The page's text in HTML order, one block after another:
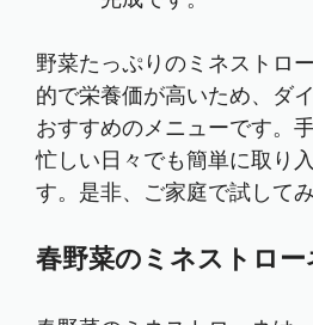
野菜たっぷりのミネストロ
的で栄養価が高いため、ダ
おすすめのメニューです。
忙しい日々でも簡単に取り
す。是非、ご家庭で試して
春野菜のミネストロー